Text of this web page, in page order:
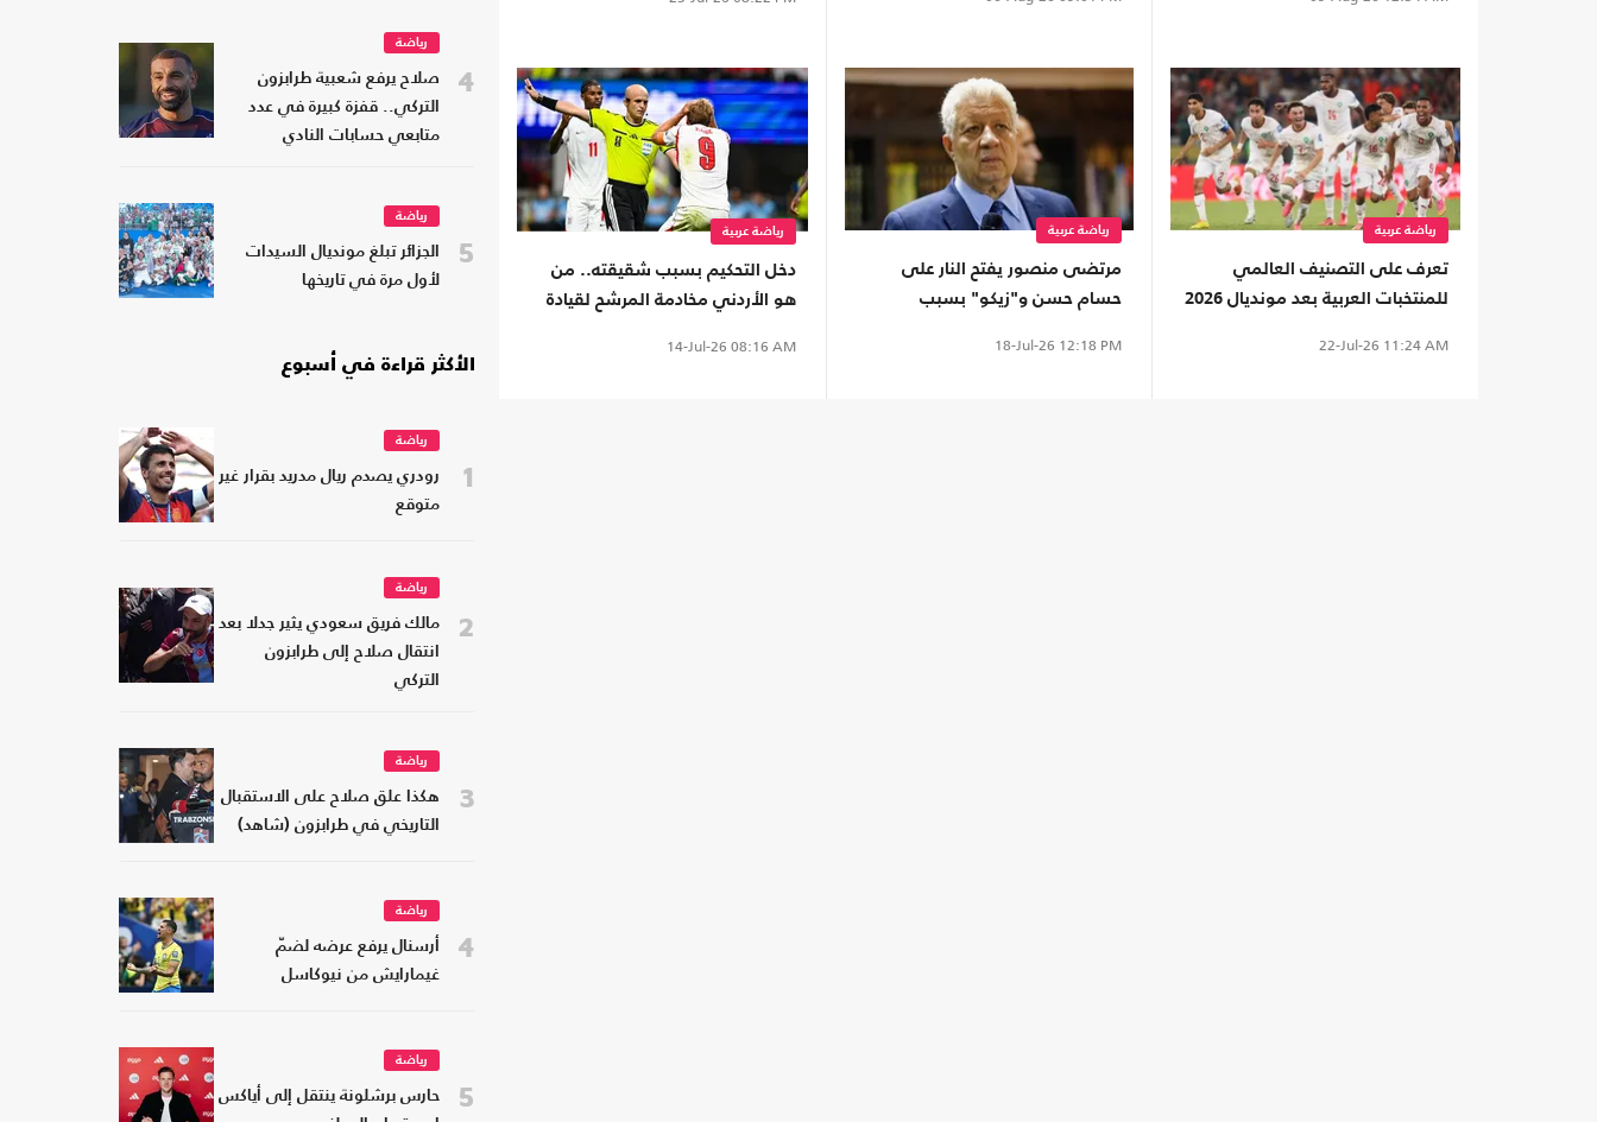
رياضة عربية
تعرف على التصنيف العالمي
للمنتخبات العربية بعد مونديال 2026
22-Jul-26 11:24 AM
رياضة عربية
مرتضى منصور يفتح النار على
حسام حسن و"زيكو" بسبب
18-Jul-26 12:18 PM
رياضة عربية
دخل التحكيم بسبب شقيقته.. من
هو الأردني مخادمة المرشح لقيادة
14-Jul-26 08:16 AM
4
رياضة
صلاح يرفع شعبية طرابزون
التركي.. قفزة كبيرة في عدد
متابعي حسابات النادي
5
رياضة
الجزائر تبلغ مونديال السيدات
لأول مرة في تاريخها
الأكثر قراءة في أسبوع
1
رياضة
رودري يصدم ريال مدريد بقرار غير
متوقع
2
رياضة
مالك فريق سعودي يثير جدلا بعد
انتقال صلاح إلى طرابزون
التركي
3
رياضة
هكذا علق صلاح على الاستقبال
التاريخي في طرابزون (شاهد)
4
رياضة
أرسنال يرفع عرضه لضمّ
غيمارايش من نيوكاسل
5
رياضة
حارس برشلونة ينتقل إلى أياكس